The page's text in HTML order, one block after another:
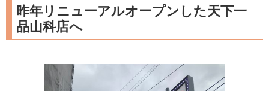
昨年リニューアルオープンした天下一
品山科店へ